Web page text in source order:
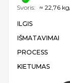
ILGIS
IŠMATAVIMAI
PROCESS
KIETUMAS
Svoris: ≈ 22,76